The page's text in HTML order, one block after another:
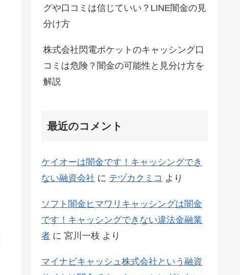
グや口コミは信じていい？LINE闇金の見
分け方
株式会社閃電ポケットのキャッシング口
コミは危険？闇金の可能性と見分け方を
解説
最近のコメント
ケイオーは闇金です！キャッシングでき
ない融資会社 に テヅカクミコ より
ソフト闇金ヒマワリキャッシングは闇金
です！キャッシングできない違法金融業
者 に 宮川一枝 より
マイナビキャッシュ株式会社という融資